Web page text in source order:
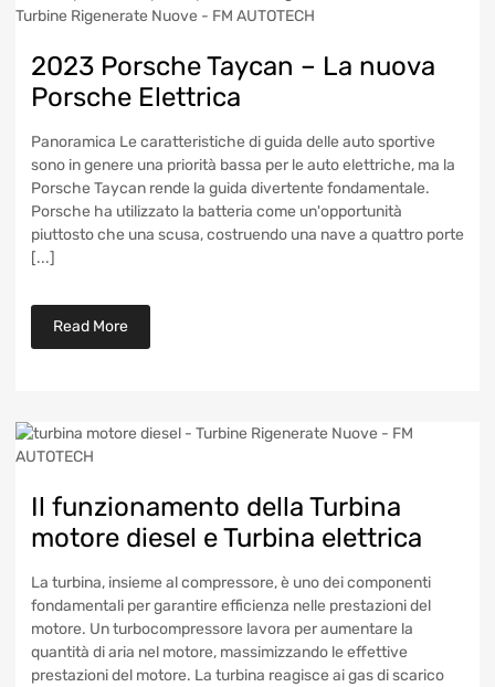
2023 Porsche Taycan – La nuova
Porsche Elettrica
Panoramica Le caratteristiche di guida delle auto sportive
sono in genere una priorità bassa per le auto elettriche, ma la
Porsche Taycan rende la guida divertente fondamentale.
Porsche ha utilizzato la batteria come un'opportunità
piuttosto che una scusa, costruendo una nave a quattro porte
[...]
Read More
Il funzionamento della Turbina
motore diesel e Turbina elettrica
La turbina, insieme al compressore, è uno dei componenti
fondamentali per garantire efficienza nelle prestazioni del
motore. Un turbocompressore lavora per aumentare la
quantità di aria nel motore, massimizzando le effettive
prestazioni del motore. La turbina reagisce ai gas di scarico